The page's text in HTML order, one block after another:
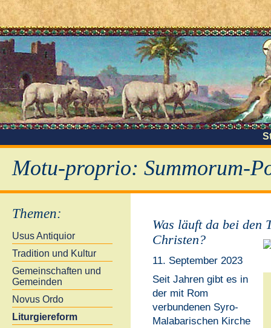
Motu-proprio: Summorum-
Themen:
Usus Antiquior
Tradition und Kultur
Gemeinschaften und
Gemeinden
Novus Ordo
Liturgiereform
Was läuft da bei den
Christen?
11. September 2023
Seit Jahren gibt es in
der mit Rom
verbundenen Syro-
Malabarischen Kirche